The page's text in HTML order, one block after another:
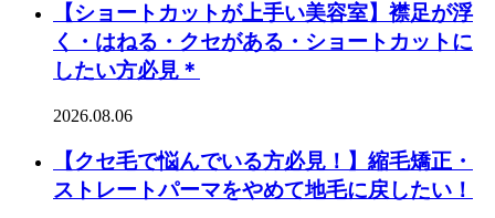
【ショートカットが上手い美容室】襟足が浮
く・はねる・クセがある・ショートカットに
したい方必見＊
2026.08.06
【クセ毛で悩んでいる方必見！】縮毛矯正・
ストレートパーマをやめて地毛に戻したい！